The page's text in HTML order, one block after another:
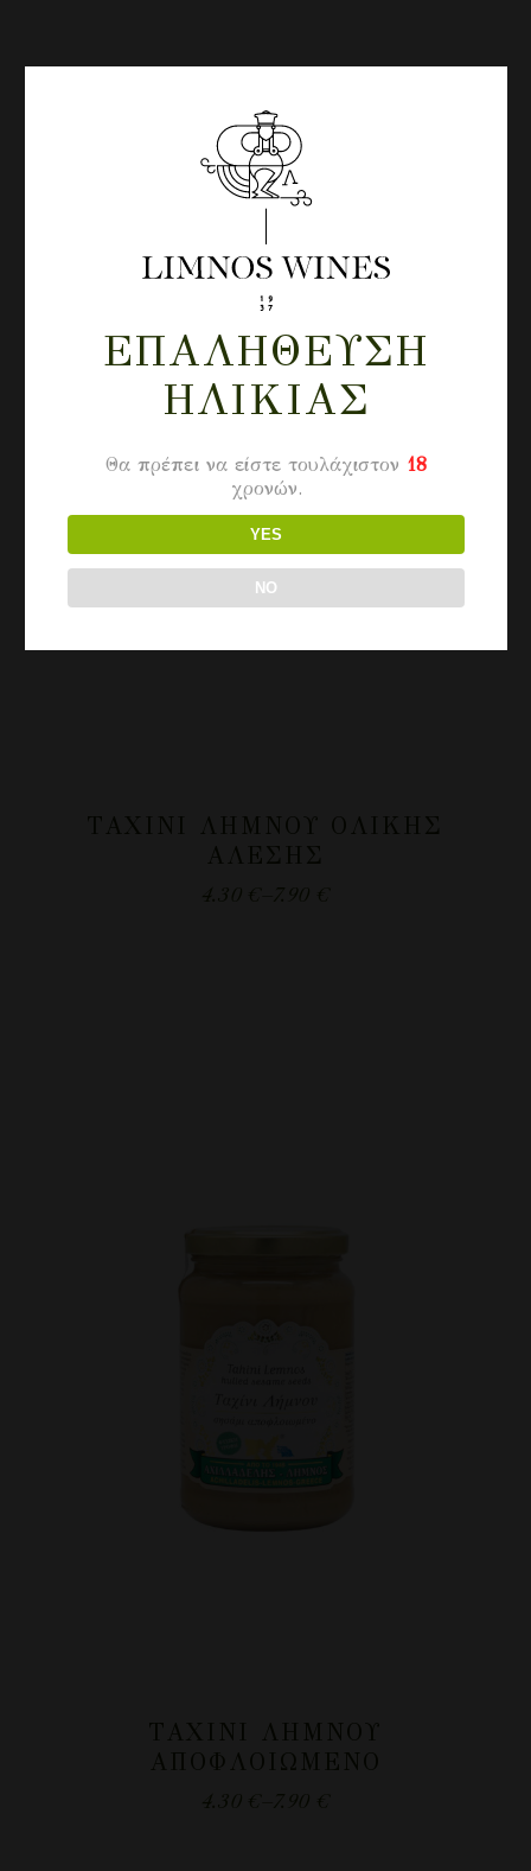
ΤΑΧΊΝΙ ΛΉΜΝΟΥ ΟΛΙΚΉΣ
ΑΛΈΣΗΣ
4.30 € 7.90 €
ΤΑΧΊΝΙ ΛΉΜΝΟΥ
ΑΠΟΦΛΟΙΩΜΈΝΟ
4.30 € 7.90 €
ΕΠΑΛΉΘΕΥΣΗ
ΗΛΙΚΊΑΣ
Θα πρέπει να είστε τουλάχιστον 18
χρονών.
YES
NO